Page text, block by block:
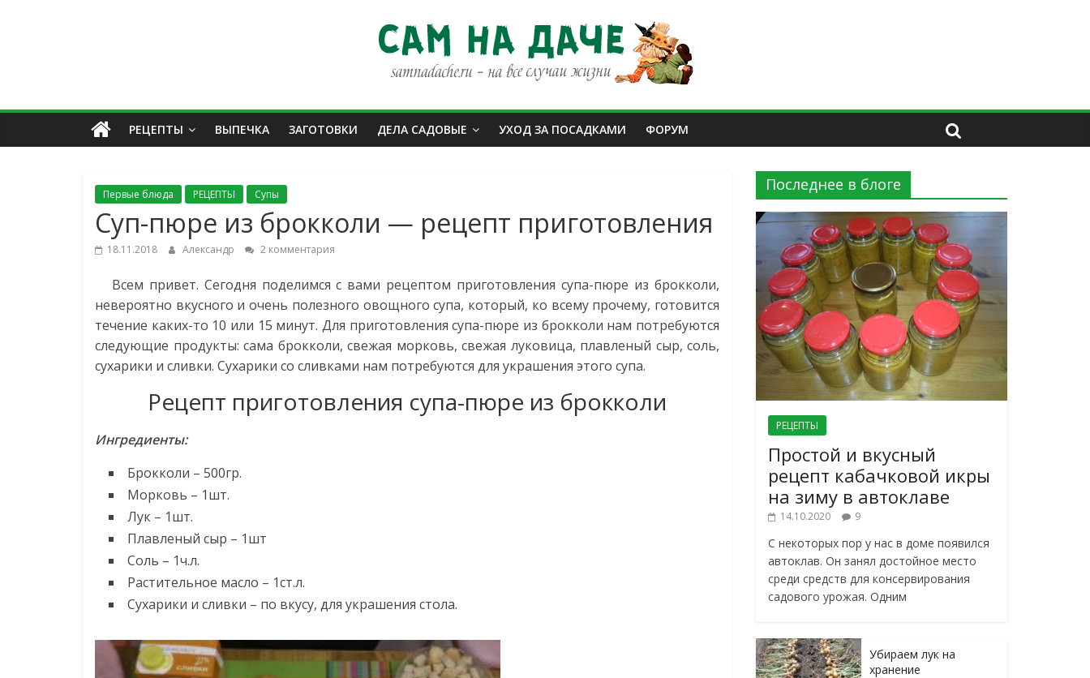
РЕЦЕПТЫ ВЫПЕЧКА ЗАГОТОВКИ ДЕЛА САДОВЫЕ УХОД ЗА ПОСАДКАМИ ФОРУМ
Первые блюда РЕЦЕПТЫ Супы
Суп-пюре из брокколи — рецепт приготовления
18.11.2018 Александр 2 комментария
Всем привет. Сегодня поделимся с вами рецептом приготовления супа-пюре из брокколи,
невероятно вкусного и очень полезного овощного супа, который, ко всему прочему, готовится
течение каких-то 10 или 15 минут. Для приготовления супа-пюре из брокколи нам потребуются
следующие продукты: сама брокколи, свежая морковь, свежая луковица, плавленый сыр, соль,
сухарики и сливки. Сухарики со сливками нам потребуются для украшения этого супа.
Рецепт приготовления супа-пюре из брокколи
Ингредиенты:
Брокколи – 500гр.
Морковь – 1шт.
Лук – 1шт.
Плавленый сыр – 1шт
Соль – 1ч.л.
Растительное масло – 1ст.л.
Сухарики и сливки – по вкусу, для украшения стола.
Последнее в блоге
РЕЦЕПТЫ
Простой и вкусный
рецепт кабачковой икры
на зиму в автоклаве
14.10.2020 9
С некоторых пор у нас в доме появился
автоклав. Он занял достойное место
среди средств для консервирования
садового урожая. Одним
Убираем лук на
хранение